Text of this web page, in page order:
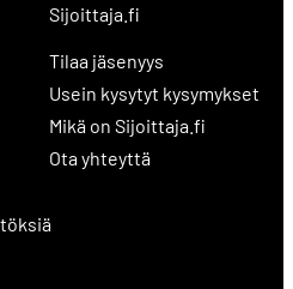
Sijoittaja.fi
Tilaa jäsenyys
Usein kysytyt kysymykset
Mikä on Sijoittaja.fi
Ota yhteyttä